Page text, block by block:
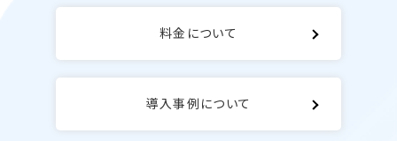
料金について
導入事例について